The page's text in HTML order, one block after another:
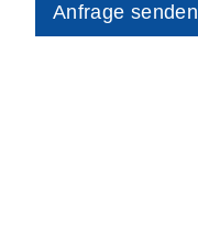
Anfrage senden